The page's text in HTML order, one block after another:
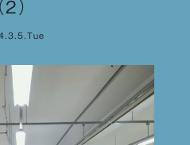
（２）